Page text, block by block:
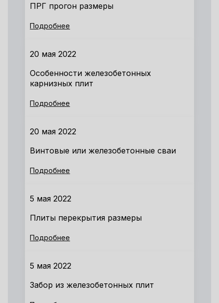
ПРГ прогон размеры
Подробнее
20 мая 2022
Особенности железобетонных
карнизных плит
Подробнее
20 мая 2022
Винтовые или железобетонные сваи
Подробнее
5 мая 2022
Плиты перекрытия размеры
Подробнее
5 мая 2022
Забор из железобетонных плит